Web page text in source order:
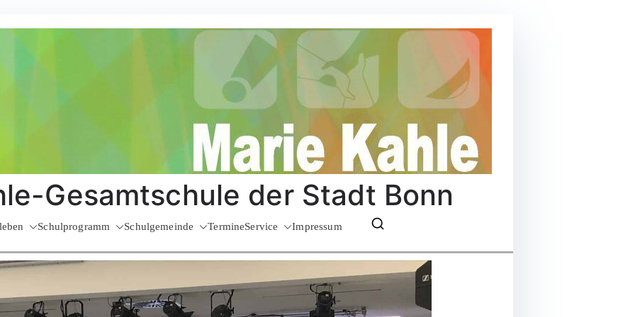
Gesamtschule der Stadt Bonn
Schulprogramm Schulgemeinde TermineService Impressum